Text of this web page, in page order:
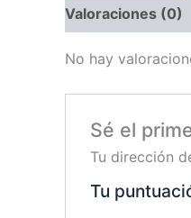
Valoraciones (0)
No hay
Sé el
Tu dirección
Tu